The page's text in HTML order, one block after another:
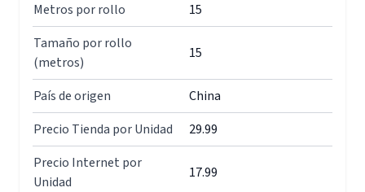
Metros por rollo
15
Tamaño por rollo
(metros)
15
País de origen
China
Precio Tienda por Unidad
29.99
Precio Internet por
Unidad
17.99